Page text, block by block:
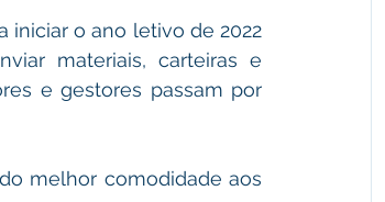
materiais, carteiras e
e gestores passam por